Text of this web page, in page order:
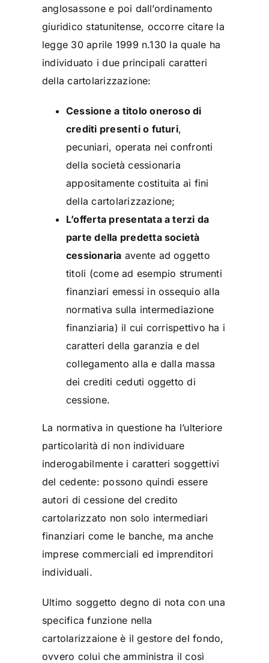
anglosassone e poi dall’ordinamento
giuridico statunitense, occorre citare la
legge 30 aprile 1999 n.130 la quale ha
individuato i due principali caratteri
della cartolarizzazione:
Cessione a titolo oneroso di
crediti presenti o futuri,
pecuniari, operata nei confronti
della società cessionaria
appositamente costituita ai fini
della cartolarizzazione;
L’offerta presentata a terzi da
parte della predetta società
cessionaria avente ad oggetto
titoli (come ad esempio strumenti
finanziari emessi in ossequio alla
normativa sulla intermediazione
finanziaria) il cui corrispettivo ha i
caratteri della garanzia e del
collegamento alla e dalla massa
dei crediti ceduti oggetto di
cessione.
La normativa in questione ha l’ulteriore
particolarità di non individuare
inderogabilmente i caratteri soggettivi
del cedente: possono quindi essere
autori di cessione del credito
cartolarizzato non solo intermediari
finanziari come le banche, ma anche
imprese commerciali ed imprenditori
individuali.
Ultimo soggetto degno di nota con una
specifica funzione nella
cartolarizzaione è il gestore del fondo,
ovvero colui che amministra il così